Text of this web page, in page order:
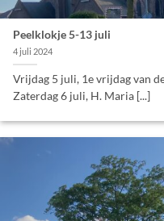
Peelklokje 5-13 juli
4 juli 2024
Vrijdag 5 juli, 1e vrijdag van
Zaterdag 6 juli, H. Maria [...]